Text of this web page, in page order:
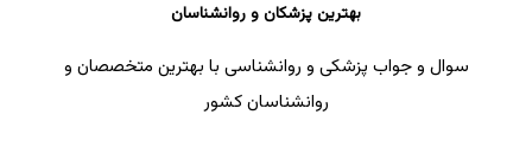
بهترین پزشکان و روانشناسان
سوال و جواب پزشکی و روانشناسی با بهترین متخصصان و
روانشناسان کشور